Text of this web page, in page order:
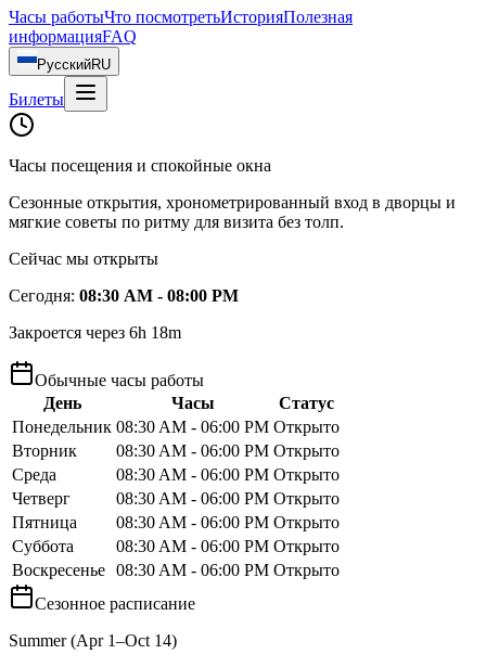
Часы работыЧто посмотретьИсторияПолезная
информацияFAQ
РусскийRU
Билеты
Часы посещения и спокойные окна
Сезонные открытия, хронометрированный вход в дворцы и
мягкие советы по ритму для визита без толп.
Сейчас мы открыты
Сегодня: 08:30 AM - 08:00 PM
Закроется через 6h 18m
Обычные часы работы
День
Часы
Статус
Понедельник 08:30 AM - 06:00 PM Открыто
Вторник
08:30 AM - 06:00 PM Открыто
Среда
08:30 AM - 06:00 PM Открыто
Четверг
08:30 AM - 06:00 PM Открыто
Пятница
08:30 AM - 06:00 PM Открыто
Суббота
08:30 AM - 06:00 PM Открыто
Воскресенье 08:30 AM - 06:00 PM Открыто
Сезонное расписание
Summer (Apr 1–Oct 14)